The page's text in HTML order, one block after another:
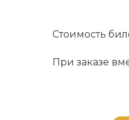
Стоимость
При заказе